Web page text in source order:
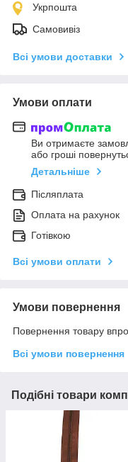
Укрпошта
Самовивіз
Всі умови доставки
Умови оплати
Ви отримаєте
або гроші
Детальніше
Післяплата
Оплата на рахунок
Готівкою
Всі умови оплати
Умови повернення
Повернення товару
Всі умови повернення
Подібні товари